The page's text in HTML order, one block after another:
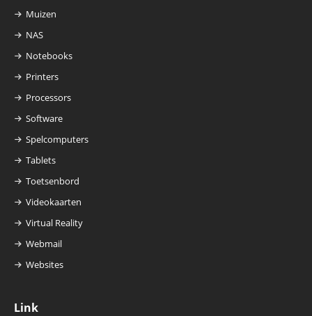
Muizen
NAS
Notebooks
Printers
Processors
Software
Spelcomputers
Tablets
Toetsenbord
Videokaarten
Virtual Reality
Webmail
Websites
Link